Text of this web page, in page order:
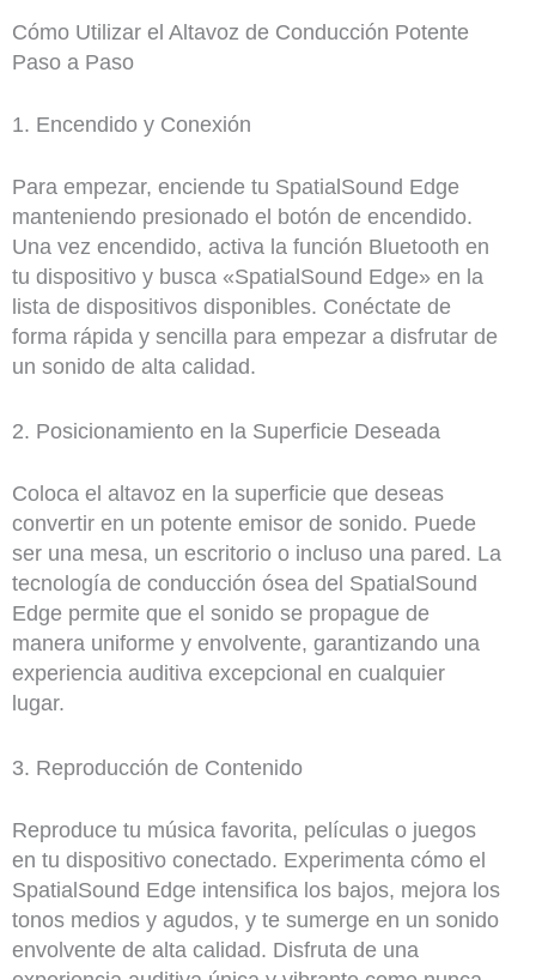
Cómo Utilizar el Altavoz de Conducción Potente
Paso a Paso
1. Encendido y Conexión
Para empezar, enciende tu SpatialSound Edge
manteniendo presionado el botón de encendido.
Una vez encendido, activa la función Bluetooth en
tu dispositivo y busca «SpatialSound Edge» en la
lista de dispositivos disponibles. Conéctate de
forma rápida y sencilla para empezar a disfrutar de
un sonido de alta calidad.
2. Posicionamiento en la Superficie Deseada
Coloca el altavoz en la superficie que deseas
convertir en un potente emisor de sonido. Puede
ser una mesa, un escritorio o incluso una pared. La
tecnología de conducción ósea del SpatialSound
Edge permite que el sonido se propague de
manera uniforme y envolvente, garantizando una
experiencia auditiva excepcional en cualquier
lugar.
3. Reproducción de Contenido
Reproduce tu música favorita, películas o juegos
en tu dispositivo conectado. Experimenta cómo el
SpatialSound Edge intensifica los bajos, mejora los
tonos medios y agudos, y te sumerge en un sonido
envolvente de alta calidad. Disfruta de una